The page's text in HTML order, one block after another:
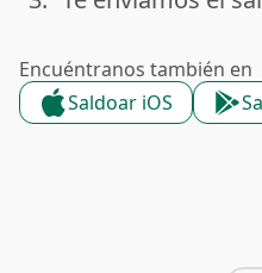
Encuéntranos también en
Saldoar iOS